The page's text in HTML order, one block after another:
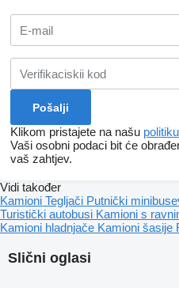
Klikom pristajete na našu
Vaši osobni podaci bit će
vaš zahtjev.
Slični oglasi
Vidi također
Kamioni Tegljači Putnički
Turistički autobusi Kamioni s
Kamioni hladnjače Kamioni šasije